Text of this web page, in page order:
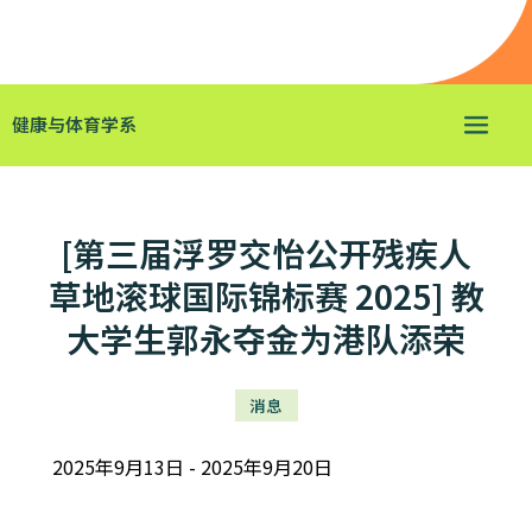
健康与体育学系
[第三届浮罗交怡公开残疾人
草地滚球国际锦标赛 2025] 教
大学生郭永夺金为港队添荣
消息
2025年9月13日 2025年9月20日